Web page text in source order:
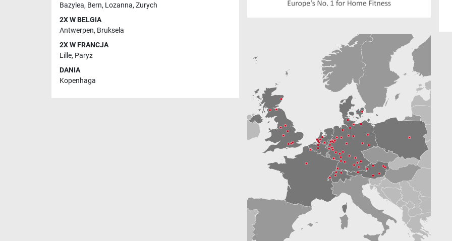
Bazylea, Bern, Lozanna, Zurych
2X W BELGIA
Antwerpen, Bruksela
2X W FRANCJA
Lille, Paryż
DANIA
Kopenhaga